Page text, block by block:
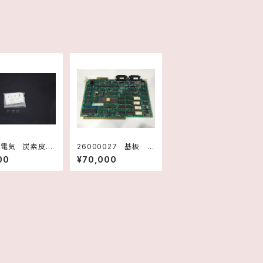
電気 炭素皮膜
抗器 75Ω-J
26000027 基板 C
PU TM990/101MA-2
H2177001 テキサ
スインスツルメンツ
¥70,000